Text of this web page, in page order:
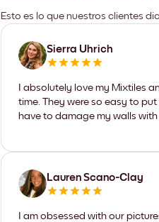
Esto es lo que nuestros clientes
Sierra Uhrich
I absolutely love my Mixtiles
time. They were so easy to
have to damage my walls
Lauren Scano-Clay
I am obsessed with our